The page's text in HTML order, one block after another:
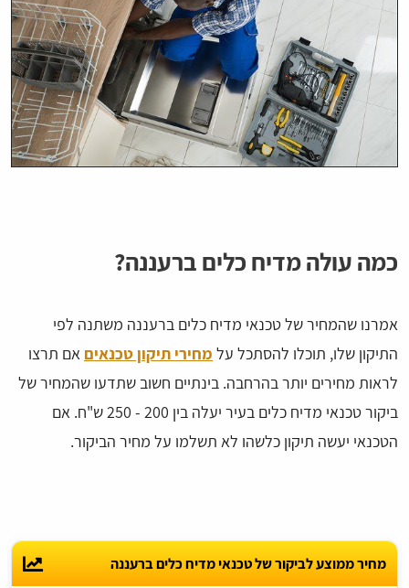
כמה עולה מדיח כלים ברעננה?
אמרנו שהמחיר של טכנאי מדיח כלים ברעננה משתנה לפי
התיקון שלו, תוכלו להסתכל על מחירי תיקון טכנאים אם תרצו
לראות מחירים יותר בהרחבה. בינתיים חשוב שתדעו שהמחיר של
ביקור טכנאי מדיח כלים בעיר יעלה בין 200 - 250 ש"ח. אם
הטכנאי יעשה תיקון כלשהו לא תשלמו על מחיר הביקור.
מחיר ממוצע לביקור של טכנאי מדיח כלים ברעננה